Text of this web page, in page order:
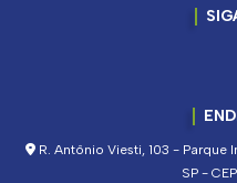
R. Antônio Viesti, 103 -
SP -